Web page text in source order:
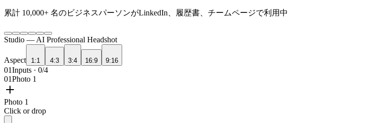
累計 10,000+ 名のビジネスパーソンがLinkedIn、履歴書、チームページで利用中
Studio — AI Professional Headshot
Aspect 1:1 4:3 3:4 16:9 9:16
01Inputs · 0/4
01Photo 1
Photo 1
Click or drop